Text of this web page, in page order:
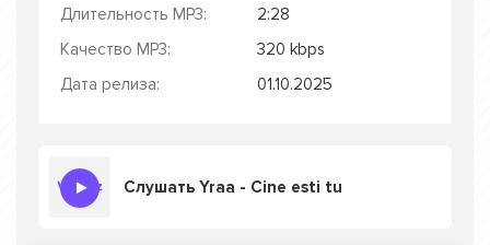
Длительность MP3:
2:28
Качество MP3:
320 kbps
Дата релиза:
01.10.2025
Слушать Yraa - Cine esti tu